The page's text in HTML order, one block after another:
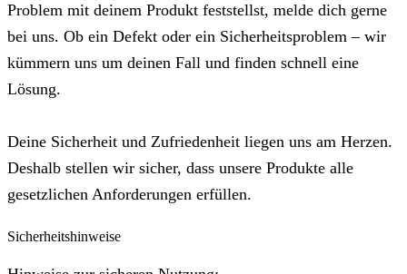
Problem mit deinem Produkt feststellst, melde dich gerne
bei uns. Ob ein Defekt oder ein Sicherheitsproblem – wir
kümmern uns um deinen Fall und finden schnell eine
Lösung.
Deine Sicherheit und Zufriedenheit liegen uns am Herzen.
Deshalb stellen wir sicher, dass unsere Produkte alle
gesetzlichen Anforderungen erfüllen.
Sicherheitshinweise